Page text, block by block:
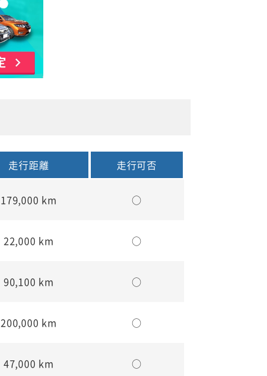
走行距離
走行可否
179,000 km ○
22,000 km ○
90,100 km ○
200,000 km ○
47,000 km ○